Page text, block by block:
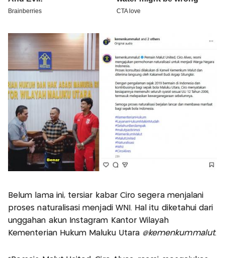
Belum lama ini, tersiar kabar Ciro segera menjalani
proses naturalisasi menjadi WNI. Hal itu diketahui dari
unggahan akun Instagram Kantor Wilayah
Kementerian Hukum Maluku Utara @kemenkummalut.